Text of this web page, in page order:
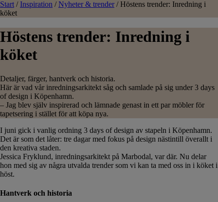
Start / Inspiration / Nyheter & trender / Höstens trender: Inredning i
köket
Höstens trender: Inredning i
köket
Detaljer, färger, hantverk och historia.
Här är vad vår inredningsarkitekt såg och samlade på sig under 3 days
of design i Köpenhamn.
– Jag blev själv inspirerad och lämnade genast in ett par möbler för
tapetsering i stället för att köpa nya.
I juni gick i vanlig ordning 3 days of design av stapeln i Köpenhamn.
Det är som det låter: tre dagar med fokus på design nästintill överallt i
den kreativa staden.
Jessica Fryklund, inredningsarkitekt på Marbodal, var där. Nu delar
hon med sig av några utvalda trender som vi kan ta med oss in i köket i
höst.
Hantverk och historia